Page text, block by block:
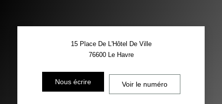
15 Place De L'Hôtel De Ville
76600 Le Havre
Nous écrire Voir le numéro